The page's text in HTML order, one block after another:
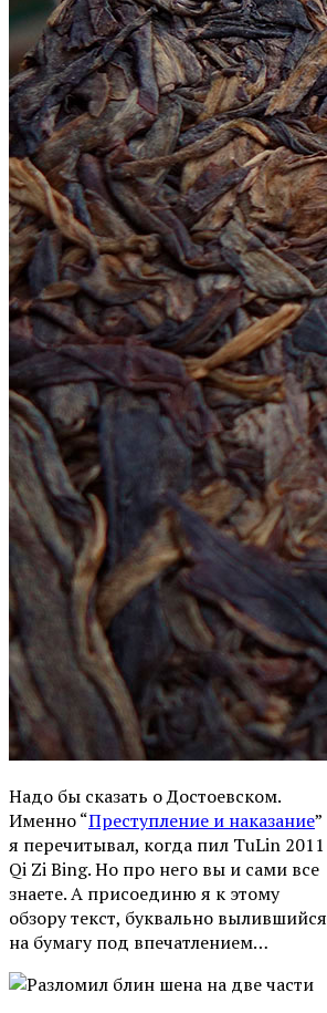
Надо бы сказать о Достоевском.
Именно “Преступление и наказание”
я перечитывал, когда пил TuLin 2011
Qi Zi Bing. Но про него вы и сами все
знаете. А присоединю я к этому
обзору текст, буквально вылившийся
на бумагу под впечатлением…